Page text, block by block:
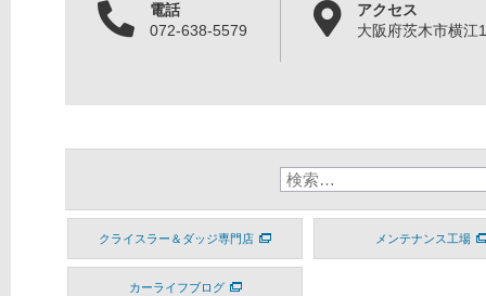
電話
072-638-5579
アクセス
大阪府茨木市横江
クライスラー＆ダッジ専門店 メンテナンス工場
カーライフブログ